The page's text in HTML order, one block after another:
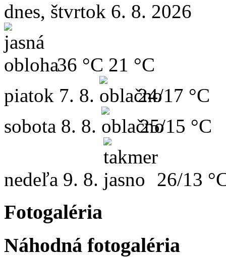
dnes, štvrtok 6. 8. 2026
36 °C 21 °C
piatok 7. 8.
24/17 °C
sobota 8. 8. 25/15 °C
nedeľa 9. 8. 26/13
Fotogaléria
Náhodná fotogaléria